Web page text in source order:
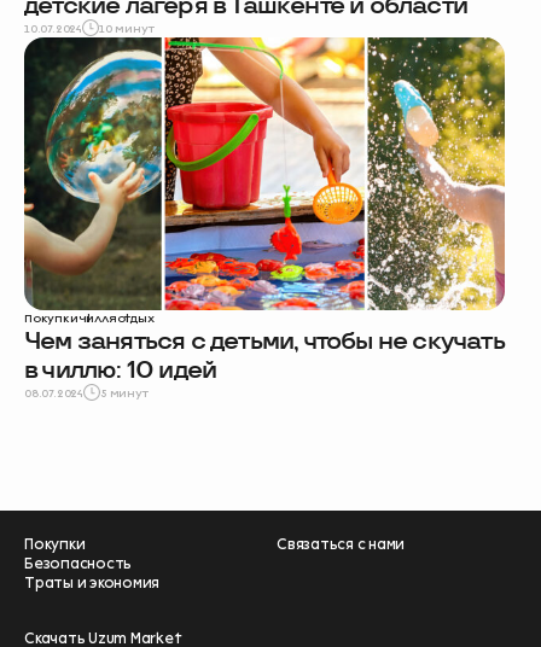
детские лагеря в Ташкенте и области
10.07.2024 10 минут
Покупкичилляотдых
Чем заняться с детьми, чтобы не скучать
в чиллю: 10 идей
08.07.2024 5 минут
Покупки
Безопасность
Траты и экономия
Связаться с нами
Скачать Uzum Market